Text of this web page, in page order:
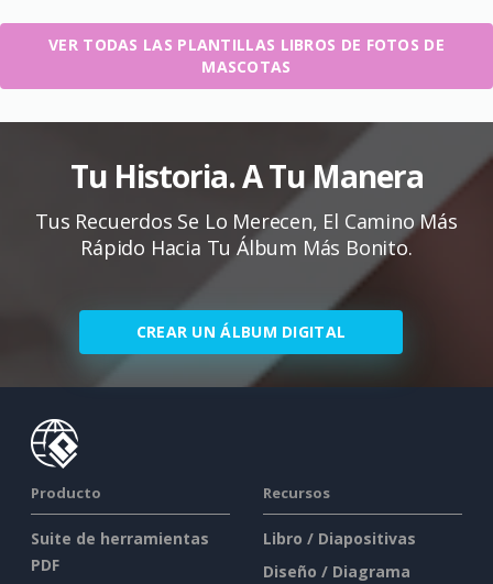
VER TODAS LAS PLANTILLAS LIBROS DE FOTOS DE
MASCOTAS
Tu Historia. A Tu Manera
Tus Recuerdos Se Lo Merecen, El Camino Más
Rápido Hacia Tu Álbum Más Bonito.
CREAR UN ÁLBUM DIGITAL
Producto
Suite de herramientas
PDF
Recursos
Libro / Diapositivas
Diseño / Diagrama